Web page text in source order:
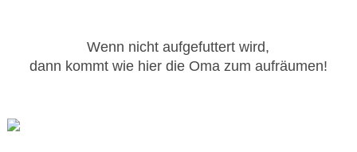
Wenn nicht aufgefuttert wird,
dann kommt wie hier die Oma zum aufräumen!